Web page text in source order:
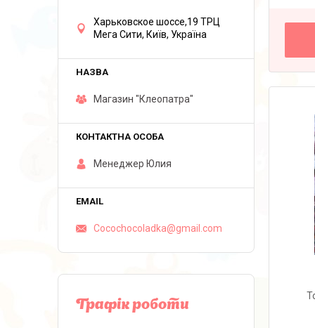
Харьковское шоссе,19 ТРЦ
Мега Сити, Київ, Україна
Магазин "Клеопатра"
Менеджер Юлия
Cocochocoladka@gmail.com
Графік роботи